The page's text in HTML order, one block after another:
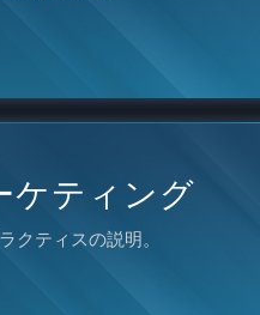
ケティング
クティスの説明。